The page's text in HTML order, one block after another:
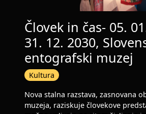
Človek in čas- 05.
31. 12. 2030,
entografski muzej
Kultura
Nova stalna razstava, zasnovana
muzeja, raziskuje človekove